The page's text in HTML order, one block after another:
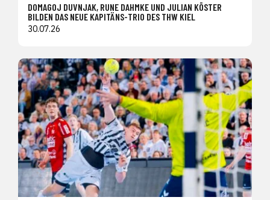
DOMAGOJ DUVNJAK, RUNE DAHMKE UND JULIAN KÖSTER
BILDEN DAS NEUE KAPITÄNS-TRIO DES THW KIEL
30.07.26